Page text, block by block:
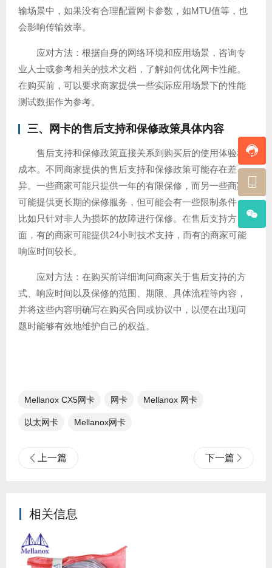
输场景中，如果没有合理配置网卡参数，如MTU值等，也
会影响传输效率。
应对方法：根据自身的网络环境和应用场景，咨询专
业人士或参考相关的技术文档，了解如何优化网卡性能。
在购买前，可以要求商家提供一些实际应用场景下的性能
测试数据作为参考。
三、网卡的售后支持和保修政策具体内容
售后支持和保修政策直接关系到购买后的使用体验和
成本。不同商家提供的售后支持和保修政策可能存在差
异。一些商家可能只提供一年的有限保修，而另一些商家
可能提供更长期的保修服务，但可能会有一些限制条件，
比如只针对非人为损坏的故障进行保修。在售后支持方
面，有的商家可能提供24小时技术支持，而有的商家可能
响应时间较长。
应对方法：在购买前详细询问商家关于售后支持的方
式、响应时间以及保修的范围、期限、具体流程等内容，
并将这些内容明确写在购买合同或协议中，以便在出现问
题时能够有效地维护自己的权益。
Mellanox CX5网卡 网卡 Mellanox 网卡
以太网卡 Mellanox网卡
上一篇 下一篇
相关信息